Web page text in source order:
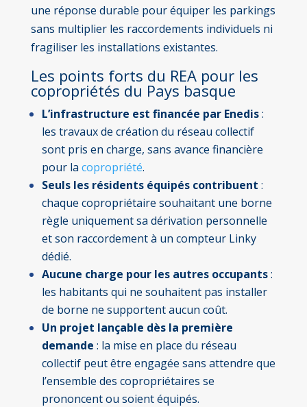
une réponse durable pour équiper les parkings
sans multiplier les raccordements individuels ni
fragiliser les installations existantes.
Les points forts du REA pour les
copropriétés du Pays basque
L’infrastructure est financée par Enedis:
les travaux de création du réseau collectif
sont pris en charge, sans avance financière
pour la copropriété.
Seuls les résidents équipés contribuent :
chaque copropriétaire souhaitant une borne
règle uniquement sa dérivation personnelle
et son raccordement à un compteur Linky
dédié.
Aucune charge pour les autres occupants:
les habitants qui ne souhaitent pas installer
de borne ne supportent aucun coût.
Un projet lançable dès la première
demande : la mise en place du réseau
collectif peut être engagée sans attendre que
l’ensemble des copropriétaires se
prononcent ou soient équipés.